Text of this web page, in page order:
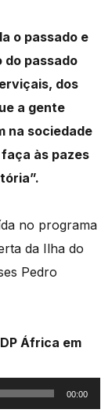
o passado e
do passado
dos
a gente
na sociedade
às pazes
no programa
da Ilha do
Pedro
África em
00:00